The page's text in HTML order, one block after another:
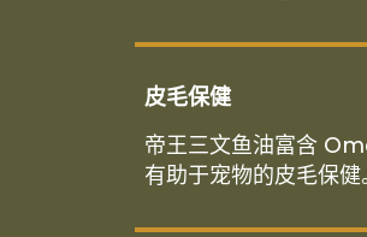
皮毛保健
帝王三文鱼油富含
有助于宠物的皮毛保健